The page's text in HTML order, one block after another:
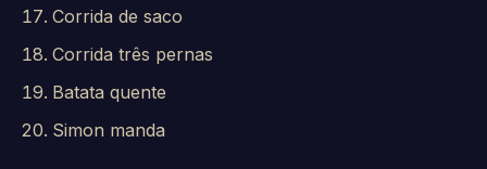
Corrida de saco
Corrida três pernas
Batata quente
Simon manda